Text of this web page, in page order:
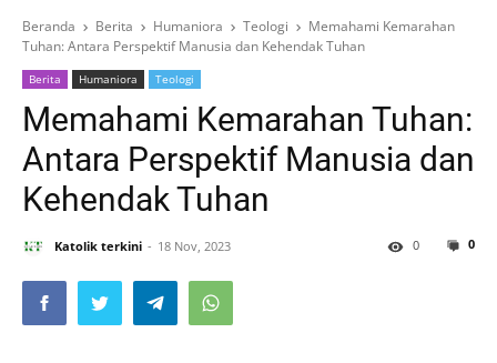
Beranda Berita Humaniora Teologi
Memahami Kemarahan
Tuhan: Antara Perspektif Manusia dan Kehendak Tuhan
Berita Humaniora Teologi
Memahami Kemarahan Tuhan:
Antara Perspektif Manusia dan
Kehendak Tuhan
Katolik terkini 18 Nov, 2023 0
0